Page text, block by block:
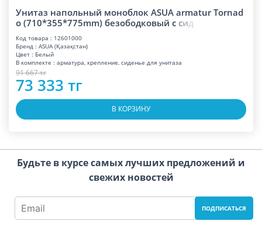
Унитаз напольный моноблок ASUA armatur Tornad
o (710*355*775mm) безободковый с сид
Код товара : 12601000
Бренд : ASUA (Қазақстан)
Цвет : Белый
В комплекте : арматура, крепление, сиденье для унитаза
91 667 тг
73 333 тг
В КОРЗИНУ
Будьте в курсе самых лучших предложений и
свежих новостей